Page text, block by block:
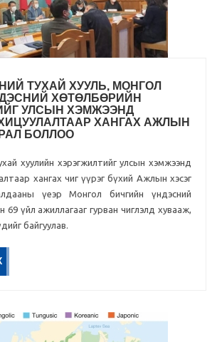
ТУХАЙ ХУУЛЬ, МОНГОЛ
ХӨТӨЛБӨРИЙН
УЛСЫН ХЭМЖЭЭНД
ХАНГАХ АЖЛЫН
БОЛЛОО
хуулийн хэрэгжилтийг улсын хэмжээнд
хангах чиг үүрэг бүхий Ажлын хэсэг
үеэр Монгол бичгийн үндэсний
69 үйл ажиллагааг гурван чиглэлд хувааж,
байгуулав.